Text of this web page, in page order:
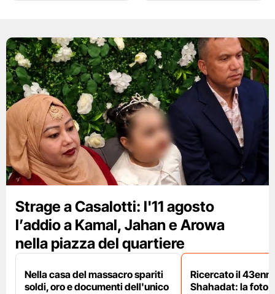
Strage a Casalotti: l'11 agosto
l’addio a Kamal, Jahan e Arowa
nella piazza del quartiere
Nella casa del massacro spariti
soldi, oro e documenti dell'unico
Ricercato il
Shahadat: la foto